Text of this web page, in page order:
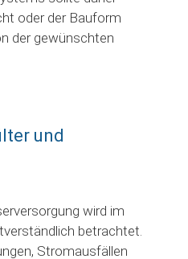
oder der Bauform
der gewünschten
und
wird im
betrachtet.
Stromausfällen